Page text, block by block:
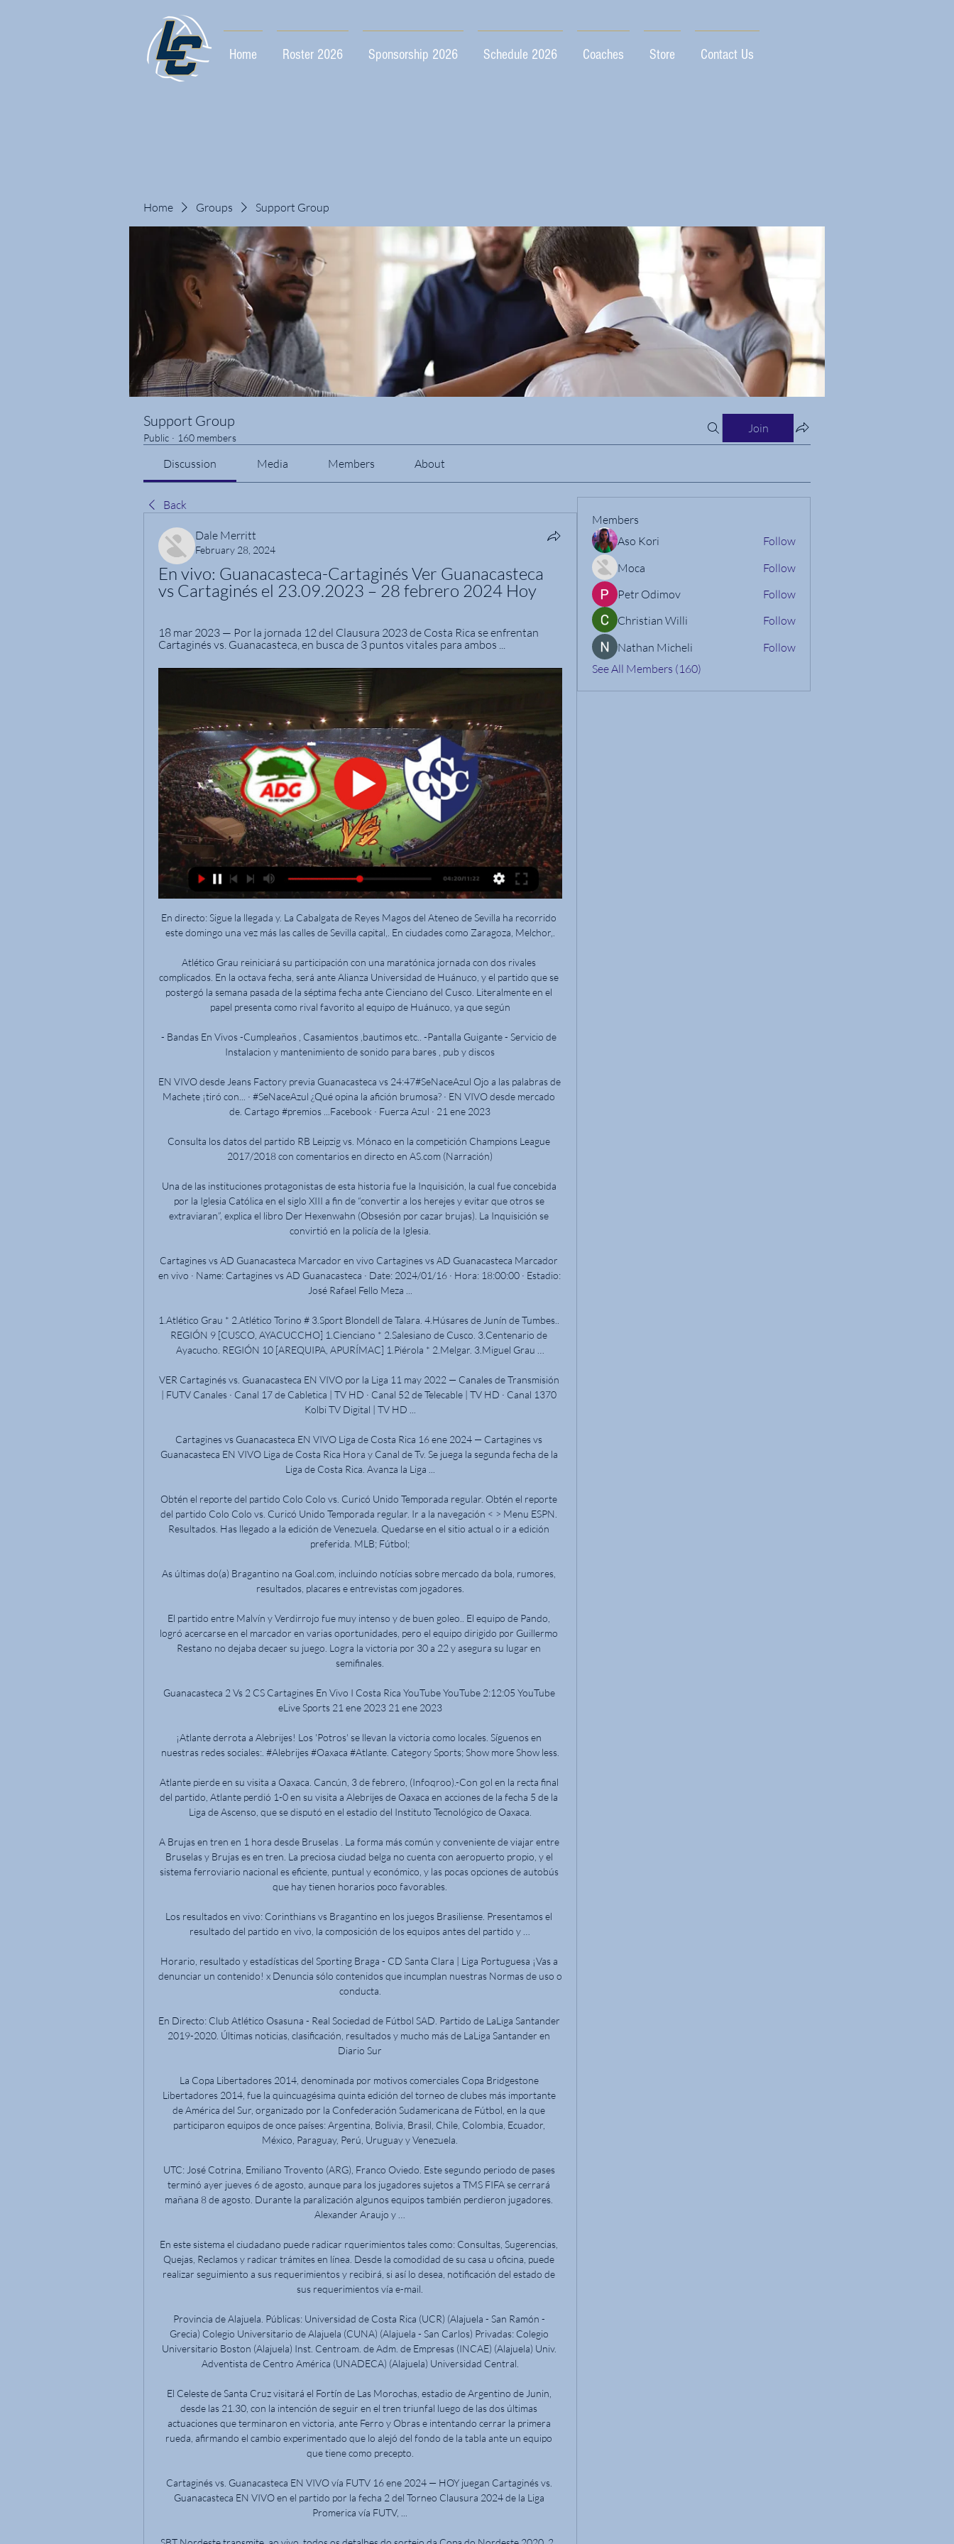
Home Roster 2026 Sponsorship 2026 Schedule 2026 Coaches Store Contact Us
Home Groups Support Group
Support Group
Public · 160 members
Join
Discussion Media Members About
Back
Dale Merritt
February 28, 2024
En vivo: Guanacasteca-Cartaginés Ver Guanacasteca
vs Cartaginés el 23.09.2023 – 28 febrero 2024 Hoy
18 mar 2023 — Por la jornada 12 del Clausura 2023 de Costa Rica se enfrentan
Cartaginés vs. Guanacasteca, en busca de 3 puntos vitales para ambos ...
En directo: Sigue la llegada y. La Cabalgata de Reyes Magos del Ateneo de Sevilla ha recorrido este domingo una vez más las calles de Sevilla capital,. En ciudades como Zaragoza, Melchor,.

Atlético Grau reiniciará su participación con una maratónica jornada con dos rivales complicados. En la octava fecha, será ante Alianza Universidad de Huánuco, y el partido que se postergó la semana pasada de la séptima fecha ante Cienciano del Cusco. Literalmente en el papel presenta como rival favorito al equipo de Huánuco, ya que según

- Bandas En Vivos -Cumpleaños , Casamientos ,bautimos etc.. -Pantalla Guigante - Servicio de Instalacion y mantenimiento de sonido para bares , pub y discos

EN VIVO desde Jeans Factory previa Guanacasteca vs 24:47#SeNaceAzul Ojo a las palabras de Machete ¡tiró con... · #SeNaceAzul ¿Qué opina la afición brumosa? · EN VIVO desde mercado de. Cartago #premios ...Facebook · Fuerza Azul · 21 ene 2023

Consulta los datos del partido RB Leipzig vs. Mónaco en la competición Champions League 2017/2018 con comentarios en directo en AS.com (Narración)

Una de las instituciones protagonistas de esta historia fue la Inquisición, la cual fue concebida por la Iglesia Católica en el siglo XIII a fin de “convertir a los herejes y evitar que otros se extraviaran”, explica el libro Der Hexenwahn (Obsesión por cazar brujas). La Inquisición se convirtió en la policía de la Iglesia.

Cartagines vs AD Guanacasteca Marcador en vivo Cartagines vs AD Guanacasteca Marcador en vivo · Name: Cartagines vs AD Guanacasteca · Date: 2024/01/16 · Hora: 18:00:00 · Estadio: José Rafael Fello Meza ...

1.Atlético Grau * 2.Atlético Torino # 3.Sport Blondell de Talara. 4.Húsares de Junín de Tumbes.. REGIÓN 9 [CUSCO, AYACUCCHO] 1.Cienciano * 2.Salesiano de Cusco. 3.Centenario de Ayacucho. REGIÓN 10 [AREQUIPA, APURÍMAC] 1.Piérola * 2.Melgar. 3.Miguel Grau …

VER Cartaginés vs. Guanacasteca EN VIVO por la Liga 11 may 2022 — Canales de Transmisión | FUTV Canales · Canal 17 de Cabletica | TV HD · Canal 52 de Telecable | TV HD · Canal 1370 Kolbi TV Digital | TV HD ...

Cartagines vs Guanacasteca EN VIVO Liga de Costa Rica 16 ene 2024 — Cartagines vs Guanacasteca EN VIVO Liga de Costa Rica Hora y Canal de Tv. Se juega la segunda fecha de la Liga de Costa Rica. Avanza la Liga ...

Obtén el reporte del partido Colo Colo vs. Curicó Unido Temporada regular. Obtén el reporte del partido Colo Colo vs. Curicó Unido Temporada regular. Ir a la navegación < > Menu ESPN. Resultados. Has llegado a la edición de Venezuela. Quedarse en el sitio actual o ir a edición preferida. MLB; Fútbol;

As últimas do(a) Bragantino na Goal.com, incluindo notícias sobre mercado da bola, rumores, resultados, placares e entrevistas com jogadores.

El partido entre Malvín y Verdirrojo fue muy intenso y de buen goleo.. El equipo de Pando, logró acercarse en el marcador en varias oportunidades, pero el equipo dirigido por Guillermo Restano no dejaba decaer su juego. Logra la victoria por 30 a 22 y asegura su lugar en semifinales.

Guanacasteca 2 Vs 2 CS Cartagines En Vivo I Costa Rica YouTube YouTube 2:12:05 YouTube eLive Sports 21 ene 2023 21 ene 2023

¡Atlante derrota a Alebrijes! Los 'Potros' se llevan la victoria como locales. Síguenos en nuestras redes sociales:. #Alebrijes #Oaxaca #Atlante. Category Sports; Show more Show less.

Atlante pierde en su visita a Oaxaca. Cancún, 3 de febrero, (Infoqroo).-Con gol en la recta final del partido, Atlante perdió 1-0 en su visita a Alebrijes de Oaxaca en acciones de la fecha 5 de la Liga de Ascenso, que se disputó en el estadio del Instituto Tecnológico de Oaxaca.

A Brujas en tren en 1 hora desde Bruselas . La forma más común y conveniente de viajar entre Bruselas y Brujas es en tren. La preciosa ciudad belga no cuenta con aeropuerto propio, y el sistema ferroviario nacional es eficiente, puntual y económico, y las pocas opciones de autobús que hay tienen horarios poco favorables.

Los resultados en vivo: Corinthians vs Bragantino en los juegos Brasiliense. Presentamos el resultado del partido en vivo, la composición de los equipos antes del partido y …

Horario, resultado y estadísticas del Sporting Braga - CD Santa Clara | Liga Portuguesa ¡Vas a denunciar un contenido! x Denuncia sólo contenidos que incumplan nuestras Normas de uso o conducta.

En Directo: Club Atlético Osasuna - Real Sociedad de Fútbol SAD. Partido de LaLiga Santander 2019-2020. Últimas noticias, clasificación, resultados y mucho más de LaLiga Santander en Diario Sur

La Copa Libertadores 2014, denominada por motivos comerciales Copa Bridgestone Libertadores 2014, fue la quincuagésima quinta edición del torneo de clubes más importante de América del Sur, organizado por la Confederación Sudamericana de Fútbol, en la que participaron equipos de once países: Argentina, Bolivia, Brasil, Chile, Colombia, Ecuador, México, Paraguay, Perú, Uruguay y Venezuela.

UTC: José Cotrina, Emiliano Trovento (ARG), Franco Oviedo. Este segundo periodo de pases terminó ayer jueves 6 de agosto, aunque para los jugadores sujetos a TMS FIFA se cerrará mañana 8 de agosto. Durante la paralización algunos equipos también perdieron jugadores. Alexander Araujo y …

En este sistema el ciudadano puede radicar rquerimientos tales como: Consultas, Sugerencias, Quejas, Reclamos y radicar trámites en línea. Desde la comodidad de su casa u oficina, puede realizar seguimiento a sus requerimientos y recibirá, si así lo desea, notificación del estado de sus requerimientos vía e-mail.

Provincia de Alajuela. Públicas: Universidad de Costa Rica (UCR) (Alajuela - San Ramón - Grecia) Colegio Universitario de Alajuela (CUNA) (Alajuela - San Carlos) Privadas: Colegio Universitario Boston (Alajuela) Inst. Centroam. de Adm. de Empresas (INCAE) (Alajuela) Univ. Adventista de Centro América (UNADECA) (Alajuela) Universidad Central.

El Celeste de Santa Cruz visitará el Fortín de Las Morochas, estadio de Argentino de Junin, desde las 21.30, con la intención de seguir en el tren triunfal luego de las dos últimas actuaciones que terminaron en victoria, ante Ferro y Obras e intentando cerrar la primera rueda, afirmando el cambio experimentado que lo alejó del fondo de la tabla ante un equipo que tiene como precepto.

Cartaginés vs. Guanacasteca EN VIVO vía FUTV 16 ene 2024 — HOY juegan Cartaginés vs. Guanacasteca EN VIVO en el partido por la fecha 2 del Torneo Clausura 2024 de la Liga Promerica vía FUTV, ...

SBT Nordeste transmite, ao vivo, todos os detalhes do sorteio da Copa do Nordeste 2020. 2 . Mais competitiva do que nunca, Copa do Nordeste 2020 terá grupos definidos em sorteio nesta quinta (26) 3 . MC Loma x Melody: saiba tudo sobre a briga que agitou a web. 4 . Entenda como funciona o sorteio da Copa do Nordeste. 5

Final del partido, UTC Cajamarca 0, Sport Huancayo 0. Final segunda parte, UTC Cajamarca 0, Sport Huancayo 0. 93' Remate Remate parado junto al lado derecho de la portería. Jean Deza (UTC Cajamarca) remate con la derecha desde fuera del área. 92' Mario Ramírez (UTC Cajamarca) ha recibido una falta en campo contrario.

The latest media Tweets from CDP Curicó Unido (@curicounidocdp). Cuenta OFICIAL en Twitter de CDP Curicó Unido. Desde 1973 en el corazón de los curicanos. Club de la Primera División. Curicó, Chile

LEA TAMBIÉN Errores arbitrales le quitaron a Cartaginés al menos seis puntos . Los brumosos suman nueve torneos sin meterse a una segunda fase y están al borde de llegar a 10 en el Apertura 2019.

4 DIARIO OFICIAL Tomo Nº 423 Trayecto uno Tramo único, del punto número uno al punto número dos. Con rumbo Sureste, en línea quebrada, por linderos de parcelas, hasta interceptar el eje central del río Cusmapa, lugar donde se ubica el punto número dos, con una distancia aproximada de trescientos tres punto cuarenta y cinco metros.

Saiba onde Assistir o jogo de futebol Ao vivo entre Joinville X Brusque pelo Campeonato Catarinense, o jogo será às 19:00 (UTC−3), do dia 09/07/2020, e será transmitido por TV NSPORTS, . Quer sabe os jogos e hora e o canal que vai passar o seu jogo favorito? criamos um super aplicativo para android, CLIQUE AQUI E BAIXANDO O NOSSO APP.(android) (0) Comentários

Sportivo Luqueño Guarani resultado en vivo (y ver en vivo gratis video streaming en directo*) comienza el 1.3.2020. a las 23:15 horario UTC en Estadio Feliciano Caceres, Luque, Paraguay en Primera Division, Apertura - Paraguay.

CS Cartaginés 1 Vs 2 Guanacasteca EN VIVO I Campeonato YouTube YouTube 2:23:55 YouTube eLive Sports hace 1 mes hace 1 mes

El Torneo Clausura 2019 (también llamado Copa de Primera - Tigo - Visión Banco, por motivos de patrocinio comercial), denominado “Ranulfo Miranda y 100 años de la Cruz Roja Paraguaya” [1] , fue el centésimo vigésimo primer campeonato oficial de Primera División de la Asociación Paraguaya de Fútbol (APF). Comenzó el 12 de julio y finalizó el 15 de diciembre.

AD Guanacasteca CS Cartagines en Vivo [EN VIVO] Sigue el marcador AD Guanacasteca CS Cartagines en directo y resultados del partido con nuestro livescore fútbol. Partido Liga Promerica jugada el ...

Prim B Metro, Temperley vs Platense que se jugará a 09 jun 2014 - 04:13. Estadísticas, casas de apuestas, partidos anteriores, análisis de goles y mucho más.

Se va Universidad de Chile e hicimos un intercambio". Además confirmó que hay un jugador que vuelve a vestir la tricota árabe. "El que viene a Palestino es Matías Campos López y otro está en revisión". El otro jugador que podría sumarse a Palestino es Rafael Caroca, que es del gusto del cuerpo técnico de …

Definido el dia y horario Talleres vs Colon. Talleres recibe a Colón de Santa Fe y posibilidades de público visitante. La Superliga Argentina de Fútbol da a conocer la programación de la Fecha 23 de la Superliga, presentada por Quilmes Clásica. Viernes 6 de marzo 19.00 Arsenal – Aldosivi (FOX Sports Premium)…

Na tarde deste sábado, 23, pela sétima rodada do campeonato estadual, o Dorense bateu o Frei Paulistano por 2 a 0 no estádio Ariston Aze
Members
Aso Kori
Follow
Moca
Follow
Petr Odimov
Follow
Christian Willi
Follow
Nathan Micheli
Follow
See All Members (160)